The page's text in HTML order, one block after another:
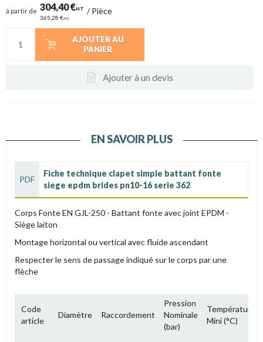
à partir de 304,40 €HT
365,28 €TTC
/Pièce
AJOUTER AU
PANIER
Ajouter à un devis
EN SAVOIR PLUS
PDF
Fiche technique clapet simple battant fonte
siege epdm brides pn10-16 serie 362
Corps Fonte EN GJL-250 - Battant fonte avec joint EPDM -
Siège laiton
Montage horizontal ou vertical avec fluide ascendant
Respecter le sens de passage indiqué sur le corps par une
flèche
Code
article
Diamètre Raccordement
Pression
Nominale
(bar)
Température
Mini (°C)